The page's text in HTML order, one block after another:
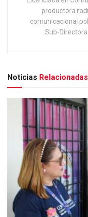
productora
comunicacional
Sub-Directora
Noticias Relacionadas